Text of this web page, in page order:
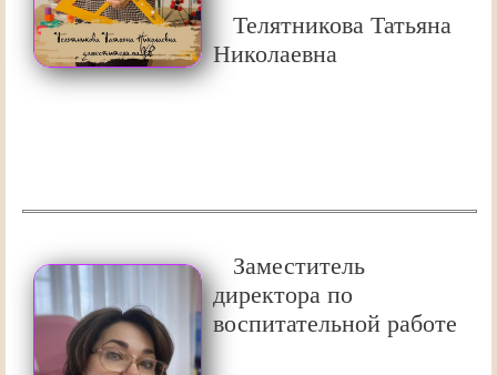
Телятникова Татьяна
Николаевна
Заместитель
директора по
воспитательной работе